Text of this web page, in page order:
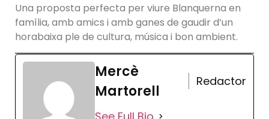
Una proposta perfecta per viure Blanquerna en
família, amb amics i amb ganes de gaudir d’un
horabaixa ple de cultura, música i bon ambient.
Mercè
Martorell
Redactor